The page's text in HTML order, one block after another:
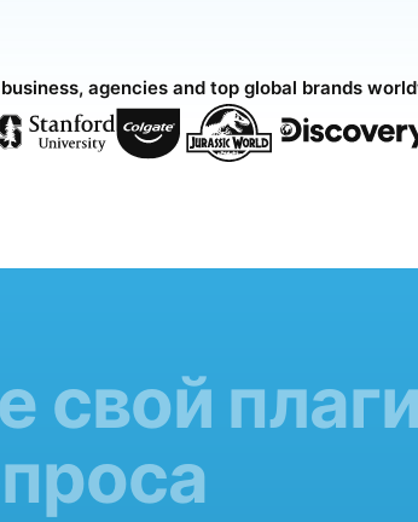
agencies and top global brands
свой